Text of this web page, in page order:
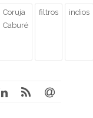
Coruja
Caburé
filtros indios